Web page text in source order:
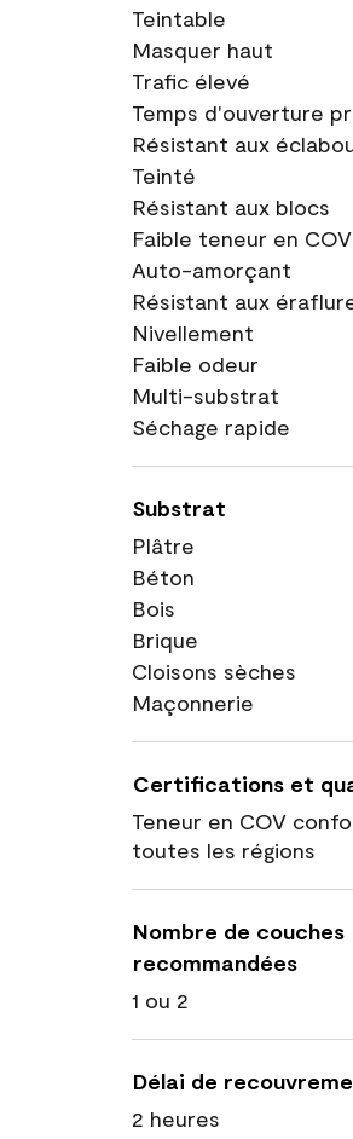
Teintable
Masquer haut
Trafic élevé
Temps d'ouverture
Résistant aux
Teinté
Résistant aux blocs
Faible teneur en COV
Auto-amorçant
Résistant aux
Nivellement
Faible odeur
Multi-substrat
Séchage rapide
Substrat
Plâtre
Béton
Bois
Brique
Cloisons sèches
Maçonnerie
Certifications et
Teneur en COV
toutes les régions
Nombre de couches
recommandées
1 ou 2
Délai de
2 heures